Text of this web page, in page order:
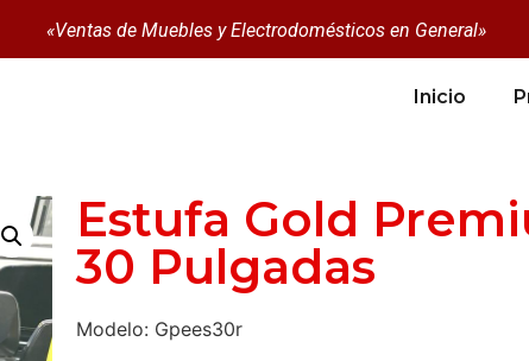
«Ventas de Muebles y Electrodomésticos en General»
Inicio
Estufa Gold
30 Pulgadas
Modelo: Gpees30r